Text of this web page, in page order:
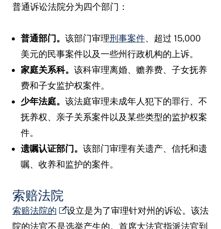
普通诉讼法院分为四个部门：
普通部门。 该部门审理刑事案件、超过 15,000
美元的民事案件以及一些州行政机构的上诉。
家庭关系科。 该科审理离婚、赡养费、子女抚养
费和子女监护权案件。
少年法庭。 该法庭审理未成年人犯下的罪行、不
抚养权、亲子关系案件以及某些类型的监护权案
件。
遗嘱认证部门。 该部门审理有关遗产、信托和遗
嘱、收养和监护的案件。
索赔法院
索赔法院的
设立是为了审理针对州的诉讼。该法
院的法官不是选举产生的。首席大法官指派法官到